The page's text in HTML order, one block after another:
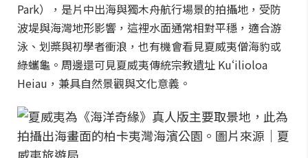
Park），是片中出海與獨木舟航行場景的拍攝地，受防
波堤與海灣地形影響，這裡水面通常相對平穩，適合游
泳、划槳與初學者衝浪，也有機會看見夏威夷僧海豹或
綠蠵龜。周邊還可見夏威夷傳統宗教遺址 Kuʻilioloa
Heiau，兼具自然景觀與文化意義。